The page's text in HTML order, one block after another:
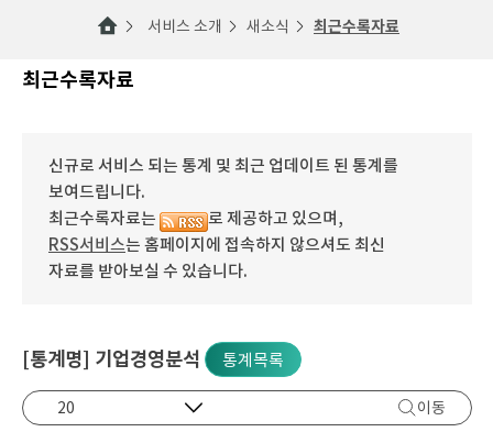
서비스 소개 새소식 최근수록자료
최근수록자료
신규로 서비스 되는 통계 및 최근 업데이트 된 통계를
보여드립니다.
최근수록자료는
로 제공하고 있으며,
RSS서비스는 홈페이지에 접속하지 않으셔도 최신
자료를 받아보실 수 있습니다.
[통계명] 기업경영분석 통계목록
이동